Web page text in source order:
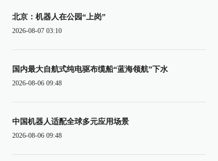
北京：机器人在公园“上岗”
2026-08-07 03:10
国内最大自航式纯电驱布缆船“蓝海领航”下水
2026-08-06 09:48
中国机器人适配全球多元应用场景
2026-08-06 09:48